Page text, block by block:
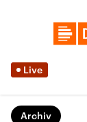
Live
Archiv